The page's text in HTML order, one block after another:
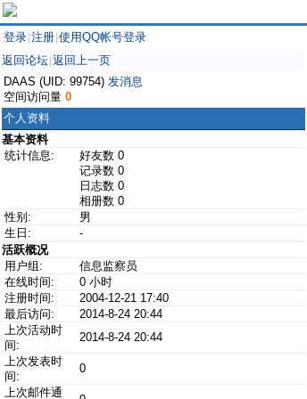
登录 注册 使用QQ帐号登录
返回论坛 返回上一页
DAAS (UID: 99754) 发消息
空间访问量 0
个人资料
基本资料
统计信息:
好友数 0
记录数 0
日志数 0
相册数 0
性别:
男
生日:
-
活跃概况
用户组:
信息监察员
在线时间:
0 小时
注册时间:
2004-12-21 17:40
最后访问:
2014-8-24 20:44
上次活动时
间:
2014-8-24 20:44
上次发表时
间:
0
上次邮件通